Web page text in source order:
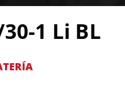
1 Li BL